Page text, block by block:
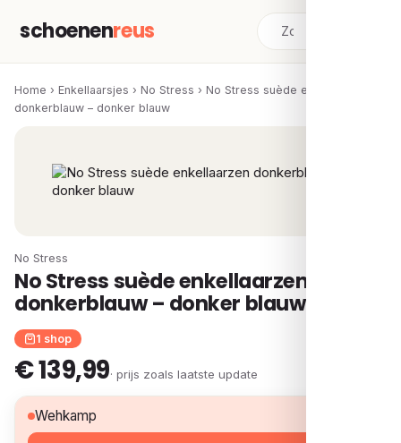
schoenenreus
Home › Enkellaarsjes › No Stress › No Stress suède enkellaarzen
donkerblauw – donker blauw
No Stress
No Stress suède enkellaarzen
donkerblauw – donker blauw
1 shop
€ 139,99· prijs zoals laatste update
Wehkamp